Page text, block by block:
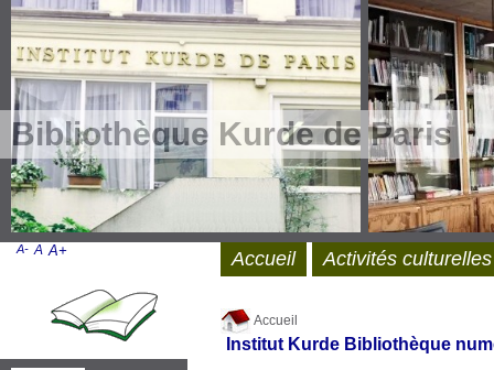
Bibliothèque Kurde de Paris
Accueil
Institut Kurde Bibliothèque
Accueil Activités culturelles
A- A A+